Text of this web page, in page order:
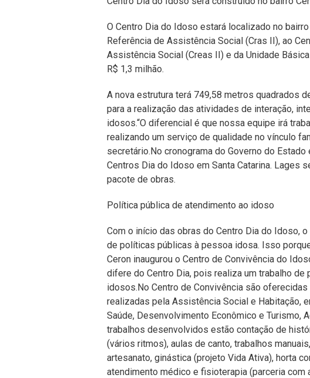
O Centro Dia do Idoso estará localizado no
Referência de Assistência Social (Cras II), ao
Assistência Social (Creas II) e da Unidade
R$ 1,3 milhão.
A nova estrutura terá 749,58 metros quadrados
para a realização das atividades de interação,
idosos.“O diferencial é que nossa equipe irá
realizando um serviço de qualidade no vínculo
secretário.No cronograma do Governo do
Centros Dia do Idoso em Santa Catarina. Lages
pacote de obras.
Política pública de atendimento ao idoso
Com o início das obras do Centro Dia do Idoso,
de políticas públicas à pessoa idosa. Isso
Ceron inaugurou o Centro de Convivência do
difere do Centro Dia, pois realiza um trabalho
idosos.No Centro de Convivência são
realizadas pela Assistência Social e Habitação,
Saúde, Desenvolvimento Econômico e Turismo,
trabalhos desenvolvidos estão contação de
(vários ritmos), aulas de canto, trabalhos
artesanato, ginástica (projeto Vida Ativa), horta
atendimento médico e fisioterapia (parceria com